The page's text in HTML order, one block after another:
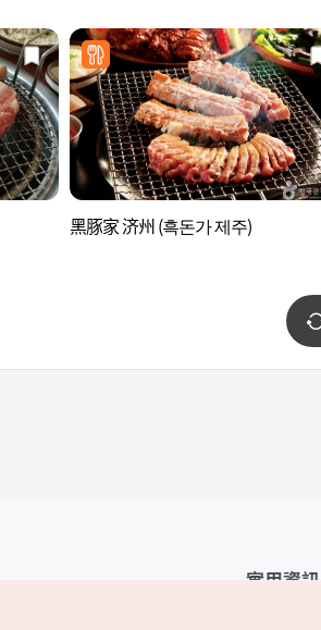
黑豚家 济州 (흑돈가 제주)
實用資訊